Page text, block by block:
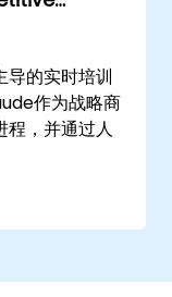
导的实时培训
作为战略商
程，并通过人